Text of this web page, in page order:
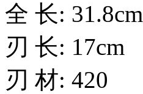
全 长: 31.8cm
刃 长: 17cm
刃 材: 420